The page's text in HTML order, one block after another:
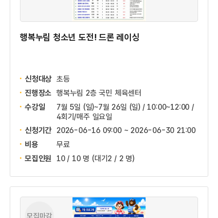
행복누림 청소년 도전! 드론 레이싱
신청대상 초등
진행장소 행복누림 2층 국민 체육센터
수강일
7월 5일 (일)~7월 26일 (일) / 10:00~12:00 /
4회기/매주 일요일
신청기간 2026-06-16 09:00 ~ 2026-06-30 21:00
비용
무료
모집인원
10 / 10 명 (대기2 / 2 명)
모집마감